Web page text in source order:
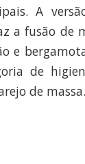
A
a fusão de
de
de massa.